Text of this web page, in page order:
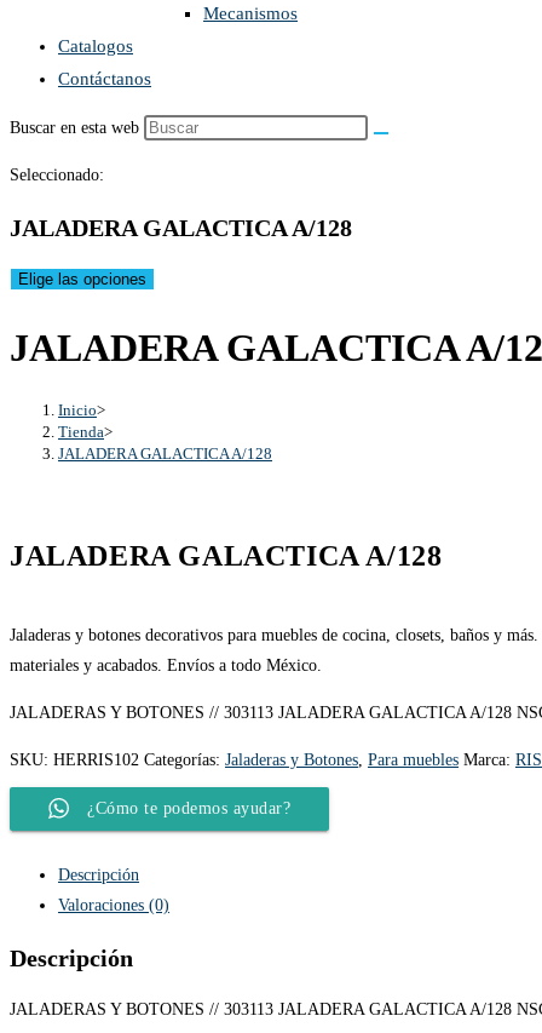
Mecanismos
Catalogos
Contáctanos
Buscar en esta web
Seleccionado:
JALADERA GALACTICA A/128
Elige las opciones
JALADERA GALACTICA A/
Inicio>
Tienda>
JALADERA GALACTICA A/128
JALADERA GALACTICA A/128
Jaladeras y botones decorativos para muebles de cocina, closets, baños y
materiales y acabados. Envíos a todo México.
JALADERAS Y BOTONES // 303113 JALADERA GALACTICA A/128
SKU: HERRIS102 Categorías: Jaladeras y Botones Para muebles Marca:
¿Cómo te podemos ayudar?
Descripción
Valoraciones (0)
Descripción
JALADERAS Y BOTONES // 303113 JALADERA GALACTICA A/128